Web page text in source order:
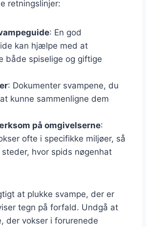
retningslinjer:
: En god
kan hjælpe med at
både spiselige og giftige
: Dokumenter svampene, du
kunne sammenligne dem
på omgivelserne:
ofte i specifikke miljøer, så
hvor spids nøgenhat
at plukke svampe, der er
tegn på forfald. Undgå at
der vokser i forurenede